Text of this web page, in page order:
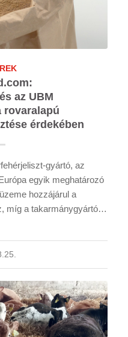
az UBM
rovaralapú
érdekében
gyártó, az
egyik meghatározó
hozzájárul a
míg a takarmánygyártó…